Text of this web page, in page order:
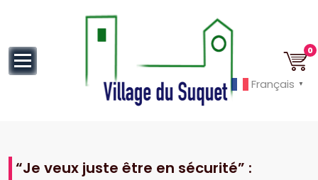
0
“Je veux juste être en sécurité” :
Français ▼